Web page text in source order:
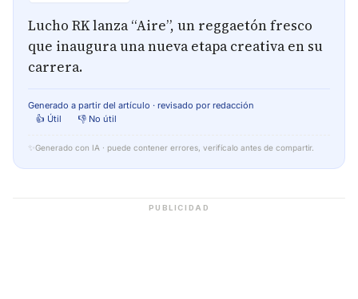
Lucho RK lanza “Aire”, un reggaetón fresco
que inaugura una nueva etapa creativa en su
carrera.
Generado a partir del artículo · revisado por redacción
👍 Útil
👎 No útil
✨ Generado con IA · puede contener errores, verifícalo antes de compartir.
PUBLICIDAD